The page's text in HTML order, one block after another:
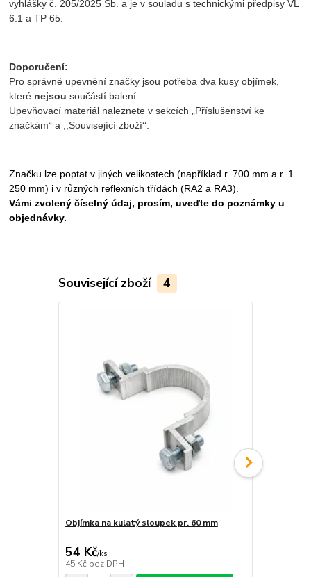
vyhlášky č. 205/2025 Sb. a je v souladu s technickými předpisy VL
6.1 a TP 65.
Doporučení:
Pro správné upevnění značky jsou potřeba dva kusy objímek,
které nejsou součástí balení.
Upevňovací materiál naleznete v sekcích „Příslušenství ke
značkám“ a ,,Související zboží‘‘.
Značku lze poptat v jiných velikostech (například r. 700 mm a r. 1
250 mm) i v různých reflexních třídách (RA2 a RA3).
Vámi zvolený číselný údaj, prosím, uveďte do poznámky u
objednávky.
Související zboží 4
Objímka na kulatý sloupek pr. 60 mm
54 Kč/ks
45 Kč bez DPH